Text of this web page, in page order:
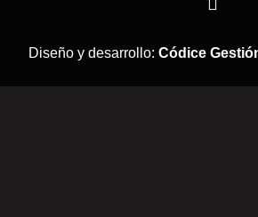
Diseño y desarrollo: Códice